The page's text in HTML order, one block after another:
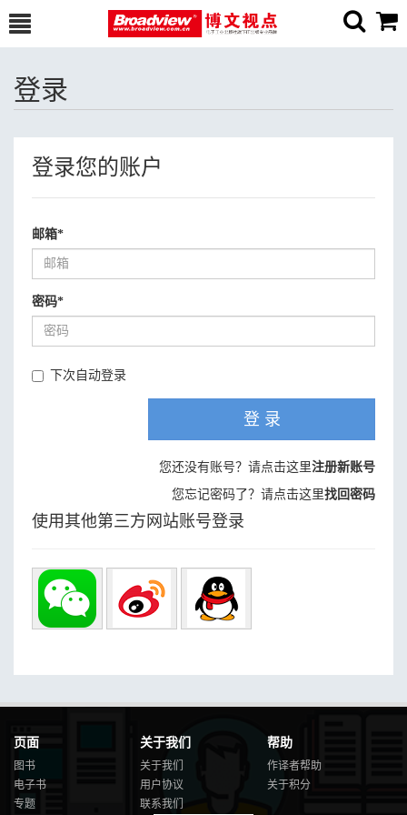
登录
登录您的账户
邮箱*
密码*
下次自动登录
登 录
您还没有账号？请点击这里注册新账号
您忘记密码了？请点击这里找回密码
使用其他第三方网站账号登录
页面
图书
电子书
专题
关于我们
关于我们
用户协议
联系我们
帮助
作译者帮助
关于积分